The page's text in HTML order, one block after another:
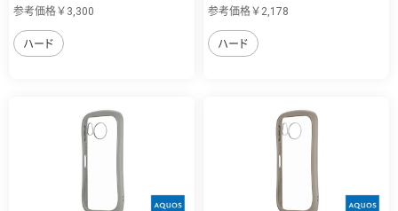
参考価格￥3,300
ハード
参考価格￥2,178
ハード